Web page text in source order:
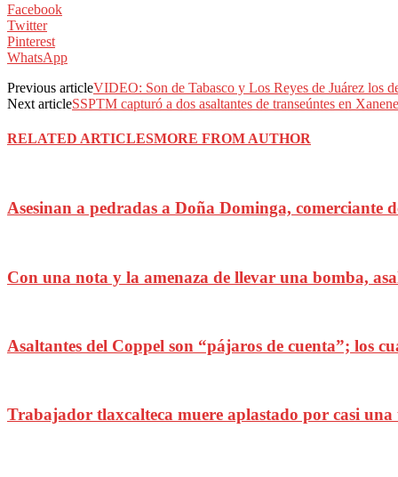
Facebook
Twitter
Pinterest
WhatsApp
Previous articleVIDEO: Son de Tabasco y Los Reyes de Juárez los
Next articleSSPTM capturó a dos asaltantes de transeúntes en
RELATED ARTICLESMORE FROM AUTHOR
Asesinan a pedradas a Doña Dominga, comerciante
Con una nota y la amenaza de llevar una bomba,
Asaltantes del Coppel son “pájaros de cuenta”; los
Trabajador tlaxcalteca muere aplastado por casi una